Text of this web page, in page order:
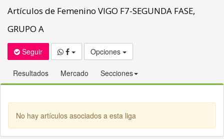
Artículos de Femenino VIGO F7-SEGUNDA FASE,
GRUPO A
Seguir Opciones
Resultados Mercado Secciones
No hay artículos asociados a esta liga